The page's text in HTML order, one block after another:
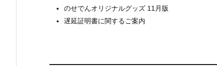
のせでんオリジナルグッズ 11月版
遅延証明書に関するご案内